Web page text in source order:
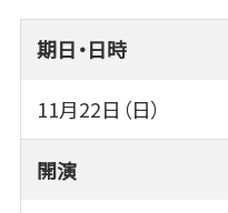
期日・日時
11月22日（日）
開演